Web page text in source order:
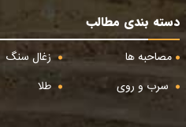
دسته بندی مطالب
مصاحبه ها
زغال سنگ
سرب و روی
طلا